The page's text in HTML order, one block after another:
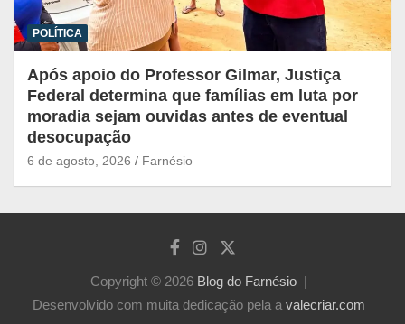
POLÍTICA
Após apoio do Professor Gilmar, Justiça
Federal determina que famílias em luta por
moradia sejam ouvidas antes de eventual
desocupação
6 de agosto, 2026 Farnésio
Copyright © 2026 Blog do Farnésio
Desenvolvido com muita dedicação pela a valecriar.com